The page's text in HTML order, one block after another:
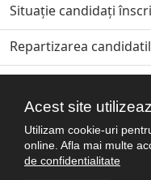
Acest site
Utilizam cookie-uri
online. Afla mai multe
de confidentialitate
Situație candidați
Repartizarea
Rezultate Admitere
Program depunere